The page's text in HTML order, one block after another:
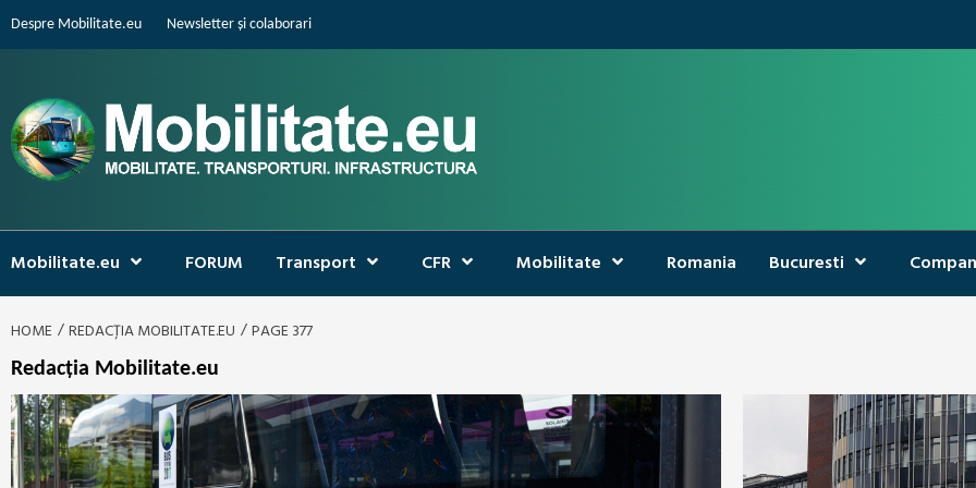
Despre Mobilitate.eu Newsletter și colaborari
Mobilitate.eu FORUM Transport CFR Mobilitate Romania Bucuresti
HOME REDACȚIA MOBILITATE.EU PAGE 377
Redacția Mobilitate.eu